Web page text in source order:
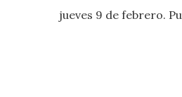
jueves 9 de febrero.